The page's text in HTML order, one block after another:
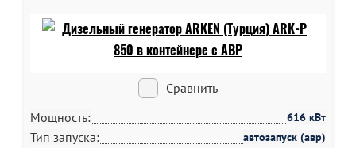
Сравнить
Мощность:
616 кВт
Тип запуска: автозапуск (авр)